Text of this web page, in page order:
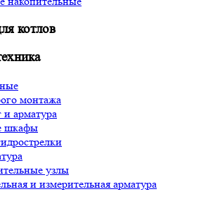
котлов
монтажа
и арматура
шкафы
узлы
и измерительная арматура